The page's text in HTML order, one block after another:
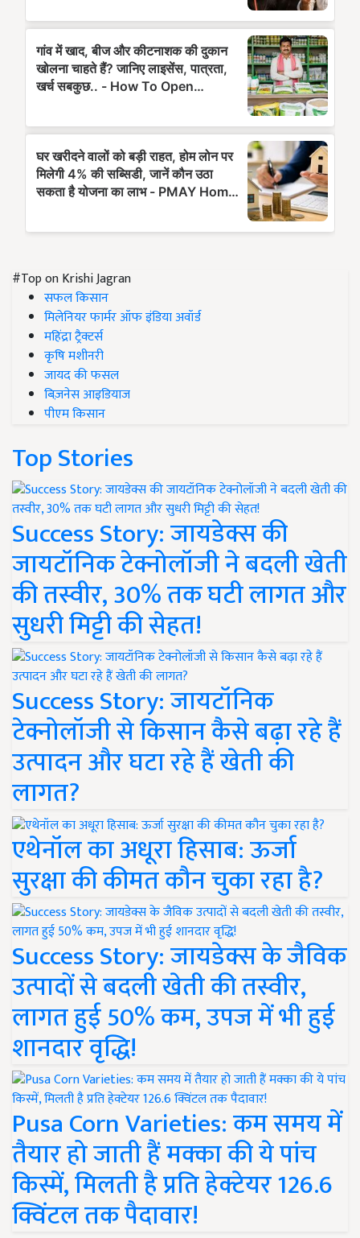
#Top on Krishi Jagran
सफल किसान
मिलेनियर फार्मर ऑफ इंडिया अवॉर्ड
महिंद्रा ट्रैक्टर्स
कृषि मशीनरी
जायद की फसल
बिज़नेस आइडियाज
पीएम किसान
Top Stories
Success Story: जायडेक्स की
जायटॉनिक टेक्नोलॉजी ने बदली खेती
की तस्वीर, 30% तक घटी लागत और
सुधरी मिट्टी की सेहत!
Success Story: जायटॉनिक
टेक्नोलॉजी से किसान कैसे बढ़ा रहे हैं
उत्पादन और घटा रहे हैं खेती की
लागत?
एथेनॉल का अधूरा हिसाब: ऊर्जा
सुरक्षा की कीमत कौन चुका रहा है?
Success Story: जायडेक्स के जैविक
उत्पादों से बदली खेती की तस्वीर,
लागत हुई 50% कम, उपज में भी हुई
शानदार वृद्धि!
Pusa Corn Varieties: कम समय में
तैयार हो जाती हैं मक्का की ये पांच
किस्में, मिलती है प्रति हेक्टेयर 126.6
क्विंटल तक पैदावार!